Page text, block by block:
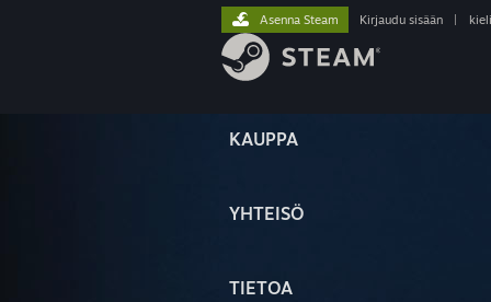
KAUPPA
YHTEISÖ
TIETOA
Asenna Steam Kirjaudu sisään kieli